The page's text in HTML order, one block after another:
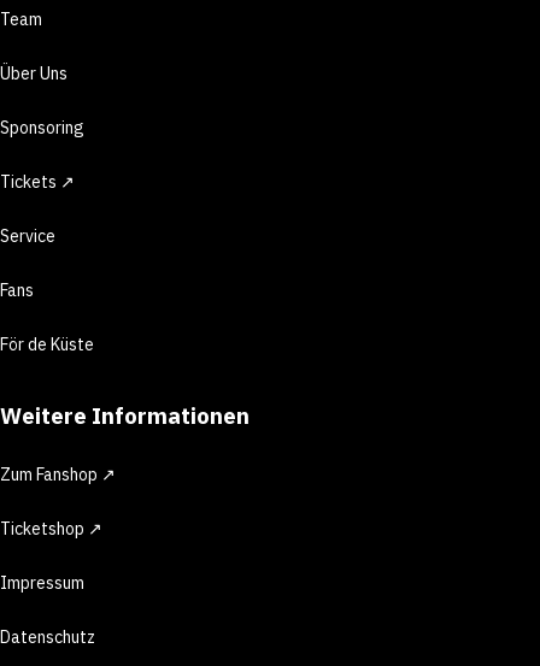
Team
Über Uns
Sponsoring
Tickets ↗
Service
Fans
För de Küste
Weitere Informationen
Zum Fanshop ↗
Ticketshop ↗
Impressum
Datenschutz